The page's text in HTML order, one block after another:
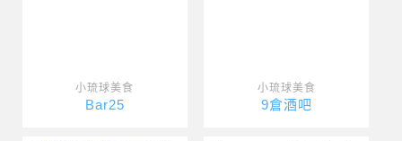
小琉球美食
Bar25
小琉球美食
9倉酒吧